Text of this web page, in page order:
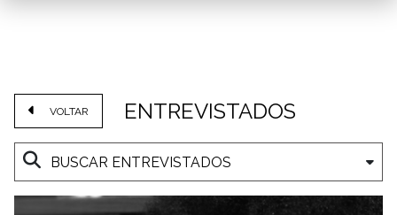
VOLTAR ENTREVISTADOS